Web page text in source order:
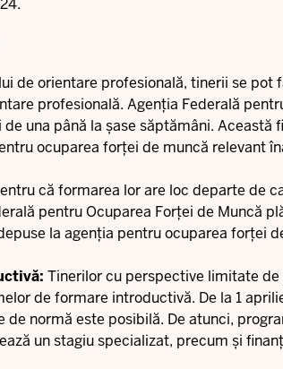
de orientare profesională, tinerii se pot
profesională. Agenția Federală
una până la șase săptămâni. Această
ocuparea forței de muncă relevant
că formarea lor are loc departe de
pentru Ocuparea Forței de Muncă
la agenția pentru ocuparea forței
Tinerilor cu perspective limitate
de formare introductivă. De la 1
normă este posibilă. De atunci,
un stagiu specializat, precum și